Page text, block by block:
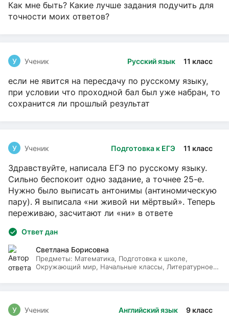
Как мне быть? Какие лучше задания подучить для
точности моих ответов?
Русский язык 11 класс
У Ученик
если не явится на пересдачу по русскому языку,
при условии что проходной бал был уже набран, то
сохранится ли прошлый результат
Подготовка к ЕГЭ 11 класс
У Ученик
Здравствуйте, написала ЕГЭ по русскому языку.
Сильно беспокоит одно задание, а точнее 25-е.
Нужно было выписать антонимы (антиномическую
пару). Я выписала «ни живой ни мёртвый». Теперь
переживаю, засчитают ли «ни» в ответе
Ответ дан
Светлана Борисовна
Предметы: Математика, Подготовка к школе,
Окружающий мир, Начальные классы, Литературное
Английский язык 9 класс
У Ученик